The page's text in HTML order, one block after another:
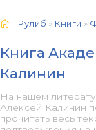
Рулиб » Книги »
Книга
Калинин
На нашем
Алексей Калинин
прочитать весь